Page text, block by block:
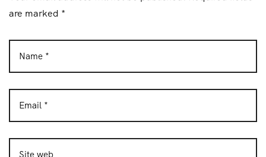
are marked *